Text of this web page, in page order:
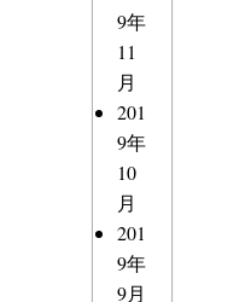
9年
11
月
201
9年
10
月
201
9年
9月